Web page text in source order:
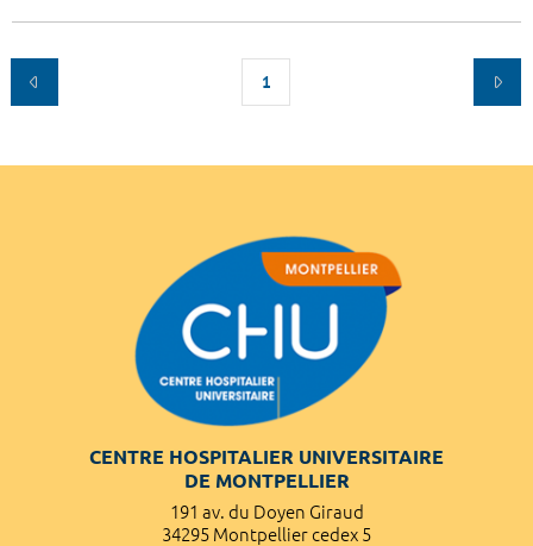
1
CENTRE HOSPITALIER UNIVERSITAIRE
DE MONTPELLIER
191 av. du Doyen Giraud
34295 Montpellier cedex 5